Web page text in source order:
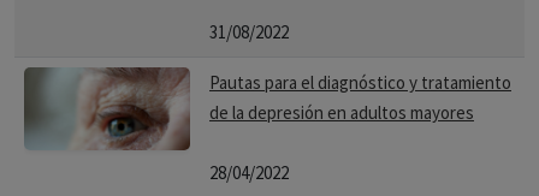
31/08/2022
Pautas para el diagnóstico y tratamiento
de la depresión en adultos mayores
28/04/2022